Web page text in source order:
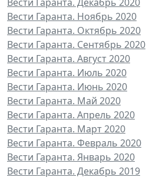
Вести Гаранта. Ноябрь 2020
Вести Гаранта. Октябрь 2020
Вести Гаранта. Сентябрь 2020
Вести Гаранта. Август 2020
Вести Гаранта. Июль 2020
Вести Гаранта. Июнь 2020
Вести Гаранта. Май 2020
Вести Гаранта. Апрель 2020
Вести Гаранта. Март 2020
Вести Гаранта. Февраль 2020
Вести Гаранта. Январь 2020
Вести Гаранта. Декабрь 2019